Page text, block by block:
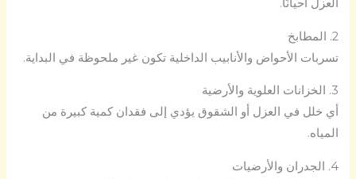
العزل أحيانًا.
2. المطابخ
تسربات الأحواض والأنابيب الداخلية تكون غير ملحوظة في البداية.
3. الخزانات العلوية والأرضية
أي خلل في العزل أو الشقوق يؤدي إلى فقدان كمية كبيرة من
المياه.
4. الجدران والأرضيات